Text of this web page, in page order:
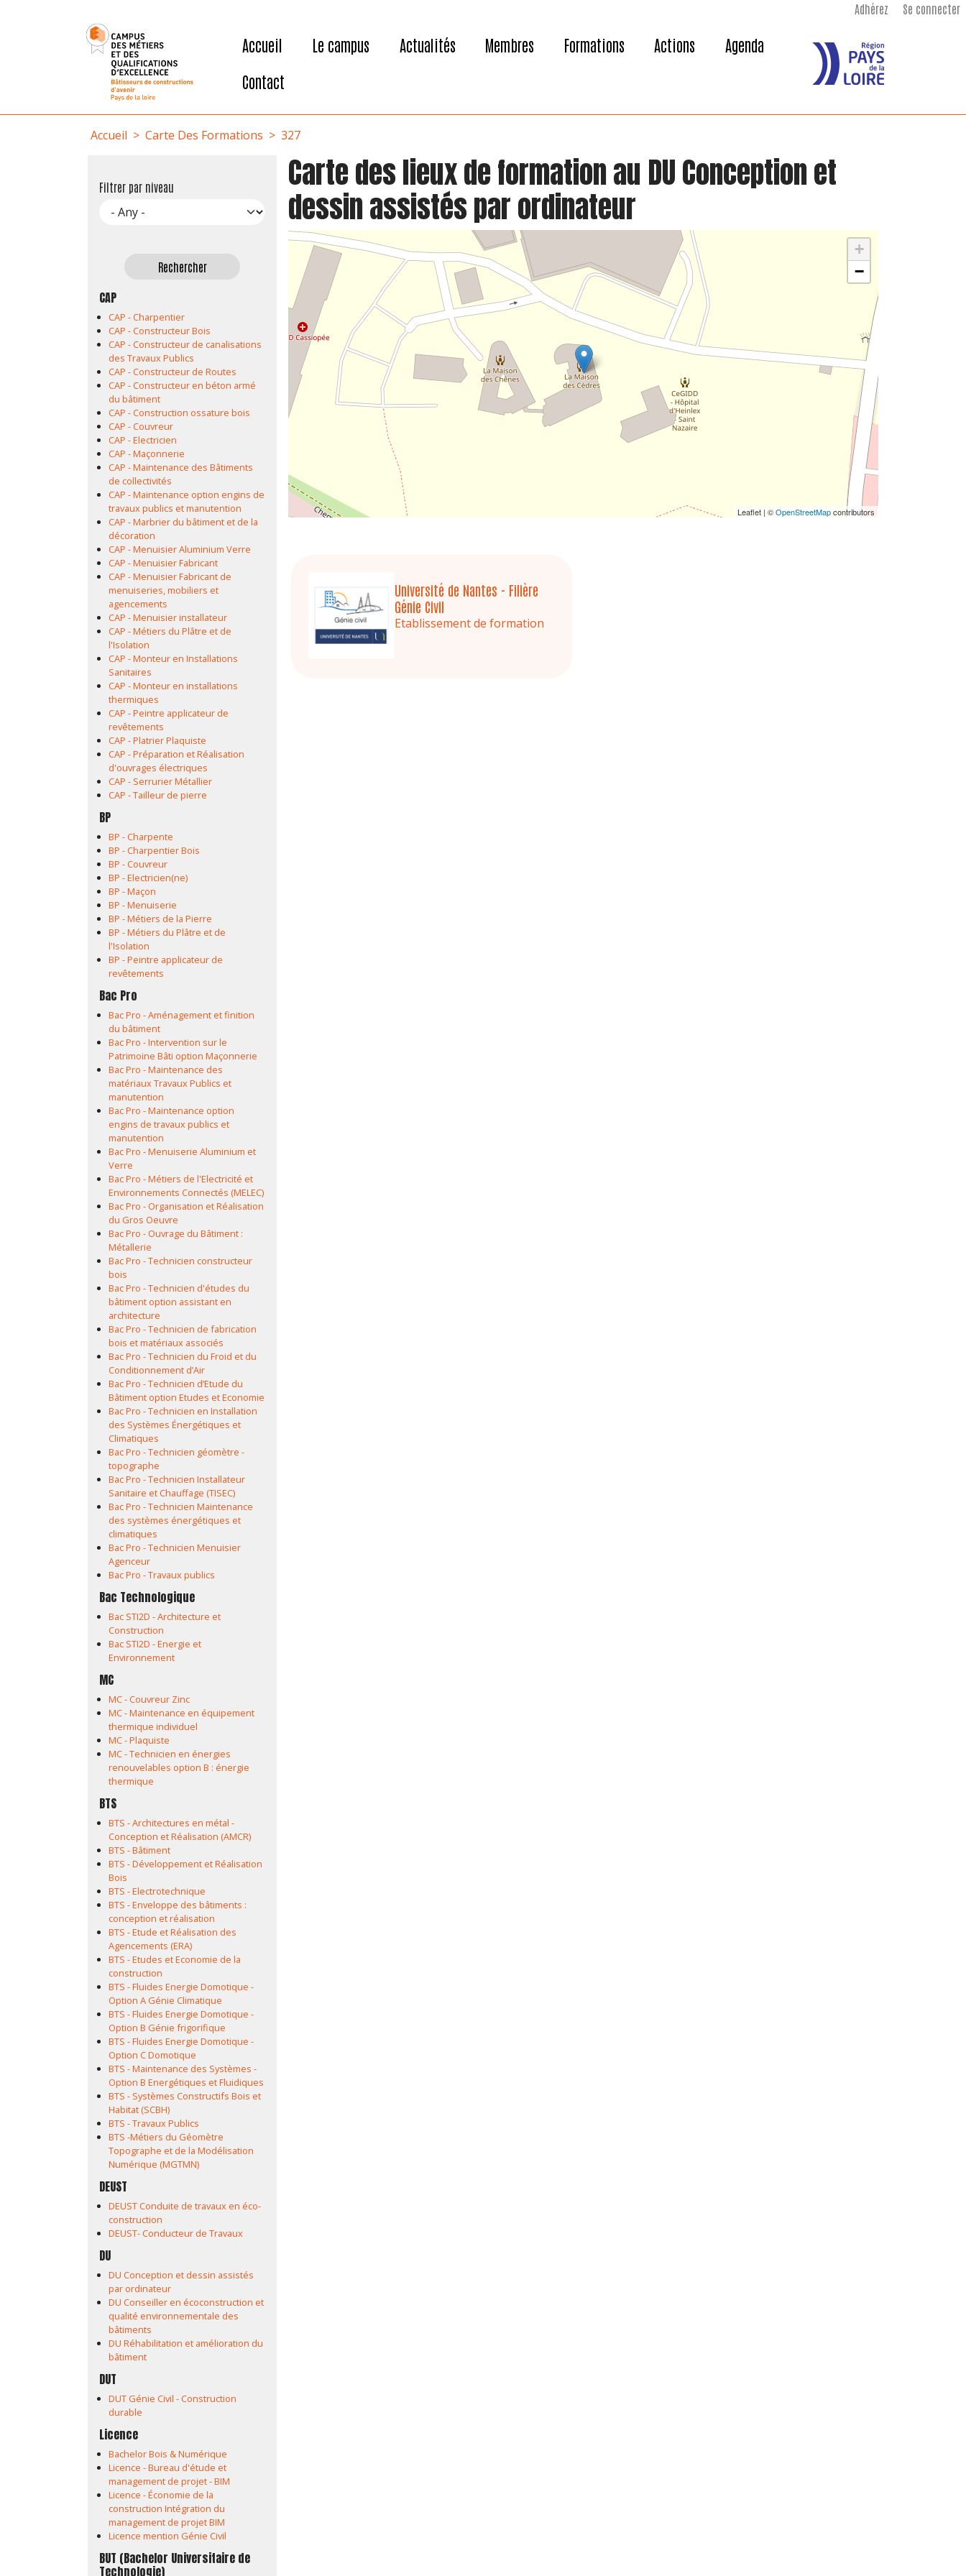
Adhérez Se connecter
Accueil Le campus Actualités Membres Formations Actions
Agenda
Contact
Fil d'Ariane
Accueil Carte Des Formations 327
Filtrer par niveau
CAP
CAP - Charpentier
CAP - Constructeur Bois
CAP - Constructeur de canalisations
des Travaux Publics
CAP - Constructeur de Routes
CAP - Constructeur en béton armé
du bâtiment
CAP - Construction ossature bois
CAP - Couvreur
CAP - Electricien
CAP - Maçonnerie
CAP - Maintenance des Bâtiments
de collectivités
CAP - Maintenance option engins de
travaux publics et manutention
CAP - Marbrier du bâtiment et de la
décoration
CAP - Menuisier Aluminium Verre
CAP - Menuisier Fabricant
CAP - Menuisier Fabricant de
menuiseries, mobiliers et
agencements
CAP - Menuisier installateur
CAP - Métiers du Plâtre et de
l'Isolation
CAP - Monteur en Installations
Sanitaires
CAP - Monteur en installations
thermiques
CAP - Peintre applicateur de
revêtements
CAP - Platrier Plaquiste
CAP - Préparation et Réalisation
d'ouvrages électriques
CAP - Serrurier Métallier
CAP - Tailleur de pierre
BP
BP - Charpente
BP - Charpentier Bois
BP - Couvreur
BP - Electricien(ne)
BP - Maçon
BP - Menuiserie
BP - Métiers de la Pierre
BP - Métiers du Plâtre et de
l'Isolation
BP - Peintre applicateur de
revêtements
Bac Pro
Bac Pro - Aménagement et finition
du bâtiment
Bac Pro - Intervention sur le
Patrimoine Bâti option Maçonnerie
Bac Pro - Maintenance des
matériaux Travaux Publics et
manutention
Bac Pro - Maintenance option
engins de travaux publics et
manutention
Bac Pro - Menuiserie Aluminium et
Verre
Bac Pro - Métiers de l'Electricité et
Environnements Connectés (MELEC)
Bac Pro - Organisation et Réalisation
du Gros Oeuvre
Bac Pro - Ouvrage du Bâtiment :
Métallerie
Bac Pro - Technicien constructeur
bois
Bac Pro - Technicien d'études du
bâtiment option assistant en
architecture
Bac Pro - Technicien de fabrication
bois et matériaux associés
Bac Pro - Technicien du Froid et du
Conditionnement d’Air
Bac Pro - Technicien d’Etude du
Bâtiment option Etudes et Economie
Bac Pro - Technicien en Installation
des Systèmes Énergétiques et
Climatiques
Bac Pro - Technicien géomètre -
topographe
Bac Pro - Technicien Installateur
Sanitaire et Chauffage (TISEC)
Bac Pro - Technicien Maintenance
des systèmes énergétiques et
climatiques
Bac Pro - Technicien Menuisier
Agenceur
Bac Pro - Travaux publics
Bac Technologique
Bac STI2D - Architecture et
Construction
Bac STI2D - Energie et
Environnement
MC
MC - Couvreur Zinc
MC - Maintenance en équipement
thermique individuel
MC - Plaquiste
MC - Technicien en énergies
renouvelables option B : énergie
thermique
BTS
BTS - Architectures en métal -
Conception et Réalisation (AMCR)
BTS - Bâtiment
BTS - Développement et Réalisation
Bois
BTS - Electrotechnique
BTS - Enveloppe des bâtiments :
conception et réalisation
BTS - Etude et Réalisation des
Agencements (ERA)
BTS - Etudes et Economie de la
construction
BTS - Fluides Energie Domotique -
Option A Génie Climatique
BTS - Fluides Energie Domotique -
Option B Génie frigorifique
BTS - Fluides Energie Domotique -
Option C Domotique
BTS - Maintenance des Systèmes -
Option B Energétiques et Fluidiques
BTS - Systèmes Constructifs Bois et
Habitat (SCBH)
BTS - Travaux Publics
BTS -Métiers du Géomètre
Topographe et de la Modélisation
Numérique (MGTMN)
DEUST
DEUST Conduite de travaux en éco-
construction
DEUST- Conducteur de Travaux
DU
DU Conception et dessin assistés
par ordinateur
DU Conseiller en écoconstruction et
qualité environnementale des
bâtiments
DU Réhabilitation et amélioration du
bâtiment
DUT
DUT Génie Civil - Construction
durable
Licence
Bachelor Bois & Numérique
Licence - Bureau d'étude et
management de projet - BIM
Licence - Économie de la
construction Intégration du
management de projet BIM
Licence mention Génie Civil
BUT (Bachelor Universitaire de
Technologie)
Carte des lieux de formation au DU Conception et
dessin assistés par ordinateur
+
−
Leaflet | ©OpenStreetMapcontributors
Université de Nantes - Filière
Génie Civil
Etablissement de formation